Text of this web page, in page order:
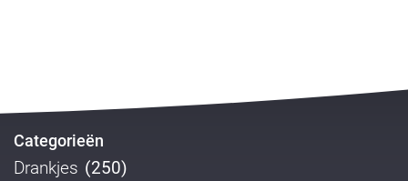
Categorieën
Drankjes (250)